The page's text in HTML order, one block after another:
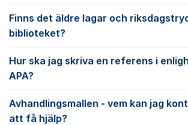
Finns det äldre lagar och
biblioteket?
Hur ska jag skriva en referens i
APA?
Avhandlingsmallen - vem kan jag
att få hjälp?